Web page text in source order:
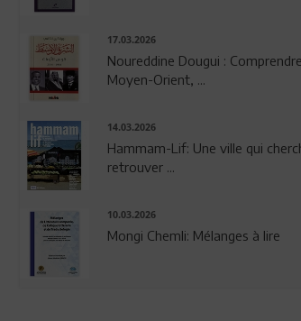
17.03.2026
Noureddine Dougui :
Moyen-Orient, ...
14.03.2026
Hammam-Lif: Une ville qui
retrouver ...
10.03.2026
Mongi Chemli: Mélanges à lire